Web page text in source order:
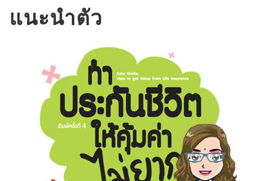
แนะนำตัว